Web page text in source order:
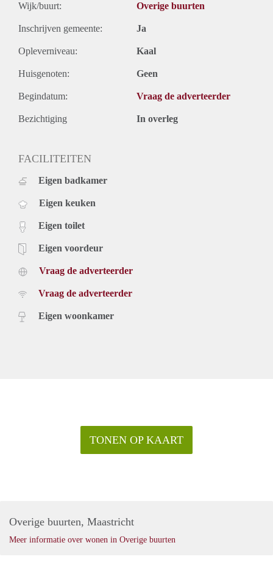
Wijk/buurt: Overige buurten
Inschrijven gemeente: Ja
Opleverniveau: Kaal
Huisgenoten: Geen
Begindatum: Vraag de adverteerder
Bezichtiging In overleg
FACILITEITEN
Eigen badkamer
Eigen keuken
Eigen toilet
Eigen voordeur
Vraag de adverteerder
Vraag de adverteerder
Eigen woonkamer
TONEN OP KAART
Overige buurten, Maastricht
Meer informatie over wonen in Overige buurten